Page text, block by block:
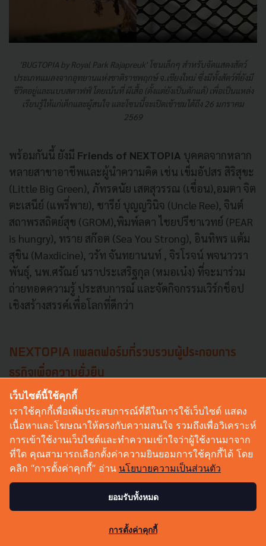
'BUGTOPIA by Royal Park Rajapreuk' โซนเล็กๆ สำหรับจัดแสดงสัตว์
ประเภทแมลงจากอุทยานแห่งชาติราชพฤกษ์ จ.เชียงใหม่ ซึ่งมีทั้งสัตว์ที่ยังมี
ชีวิตอยู่และแบบสตาฟฟ์ โดยเน้นที่ ผีเสื้อ (ตั้งแต่ยังเป็นดักแด้) เพื่อเป็นแหล่ง
เรียนรู้ให้แก่เด็กและผู้สนใจ และโซนนี้จะเปิดเข้าชมได้ถึง 26 มกราคม
2569
พร้อมกันนี้ ยังมี Friends of NEXTOPIA บุคคลจากหลาก
หลายสาขาอาชีพและผู้นำความคิด เช่น เข็มอัปสร สิริสุขะ
(Little Big Green), ภัทรดนัย เสตสุวรรณ (เขื่อน),อมตา จิต
ตะเสนีย์ (แพรี่พาย), ชารีย์ บุญญวินิจ (Uncle Ree), จินต์
สถาพรสถิตย์สุข (GROM),พิมพ์ลดา ไชยปรีชาเวทย์ (PEAR
is hungry), ทราย สก๊อต (Sea You Strong), อินทิพร แต้ม
สุขิน (Maxdicine), วรัท จันทยานนท์ , จิรโรจน์ พจนาวรา
พันธุ์, นพ.ศรัณย์ นราประเสริฐกุล (หมอเน๋ง) ที่จะมาร่วม
ถ่ายทอดความรู้ ประสบการณ์ และจัดกิจกรรมเวิร์กช็อป
เชิงสร้างสรรค์เพื่อโลกที่ดีกว่า
NEXTOPIA แพลตฟอร์มที่รวบรวมผู้ประกอบการ
ธุรกิจเพื่อความยั่งยืน
เว็บไซต์นี้ใช้คุกกี้
เราใช้คุกกี้เพื่อเพิ่มประสบการณ์ที่ดีในการใช้เว็บไซต์ แสดง
เนื้อหาและโฆษณาให้ตรงกับความสนใจ รวมถึงเพื่อวิเคราะห์
การเข้าใช้งานเว็บไซต์และทำความเข้าใจว่าผู้ใช้งานมาจาก
ที่ใด คุณสามารถเลือกตั้งค่าความยินยอมการใช้คุกกี้ได้ โดย
คลิก “การตั้งค่าคุกกี้” อ่าน นโยบายความเป็นส่วนตัว
ยอมรับทั้งหมด
การตั้งค่าคุกกี้